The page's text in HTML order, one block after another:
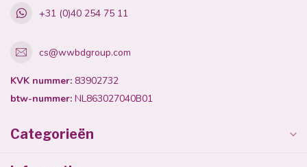
+31 (0)40 254 75 11
cs@wwbdgroup.com
KVK nummer: 83902732
btw-nummer: NL863027040B01
Categorieën